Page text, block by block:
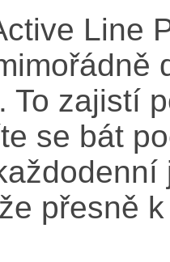
Line
To zajistí
se bát
přesně